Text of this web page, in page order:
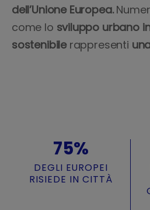
dell’Unione Europea.
come lo sviluppo urbano
sostenibile rappresenti
75%
DEGLI EUROPEI
RISIEDE IN CITTÀ